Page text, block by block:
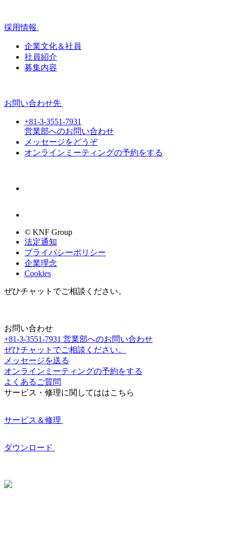
採用情報
企業文化＆社員
社員紹介
募集内容
お問い合わせ先
+81-3-3551-7931
営業部へのお問い合わせ
メッセージをどうぞ
オンラインミーティングの予約をする
© KNF Group
法定通知
プライバシーポリシー
企業理念
Cookies
ぜひチャットでご相談ください。
お問い合わせ
+81-3-3551-7931 営業部へのお問い合わせ
ぜひチャットでご相談ください。
メッセージを送る
オンラインミーティングの予約をする
よくあるご質問
サービス・修理に関してははこちら
サービス＆修理
ダウンロード